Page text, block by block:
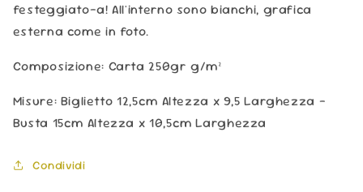
festeggiato-a! All'interno sono bianchi, grafica
esterna come in foto.
Composizione: Carta 250gr g/m²
Misure: Biglietto 12,5cm Altezza x 9,5 Larghezza -
Busta 15cm Altezza x 10,5cm Larghezza
Condividi